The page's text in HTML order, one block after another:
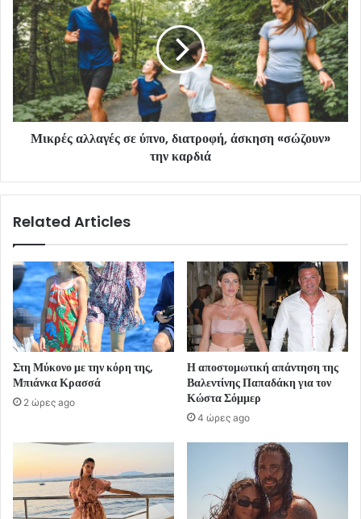
Μικρές αλλαγές σε ύπνο, διατροφή, άσκηση «σώζουν»
την καρδιά
Related Articles
Στη Μύκονο με την κόρη της,
Μπιάνκα Κρασσά
2 ώρες ago
Η αποστομωτική απάντηση της
Βαλεντίνης Παπαδάκη για τον
Κώστα Σόμμερ
4 ώρες ago